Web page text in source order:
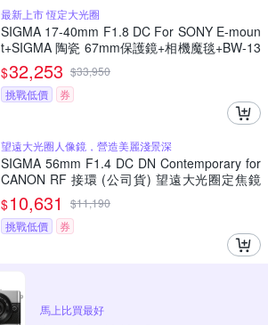
最新上市 恆定大光圈
SIGMA 17-40mm F1.8 DC For SONY E-moun
t+SIGMA 陶瓷 67mm保護鏡+相機魔毯+BW-13
0吹球+3030麂皮清潔布 (公司貨)
$32,253 $33,950
挑戰低價
券
望遠大光圈人像鏡，營造美麗淺景深
SIGMA 56mm F1.4 DC DN Contemporary for
CANON RF 接環 (公司貨) 望遠大光圈定焦鏡
人像鏡 APS-C 無反微單眼專用鏡頭
$10,631 $11,190
挑戰低價
券
馬上比買最好